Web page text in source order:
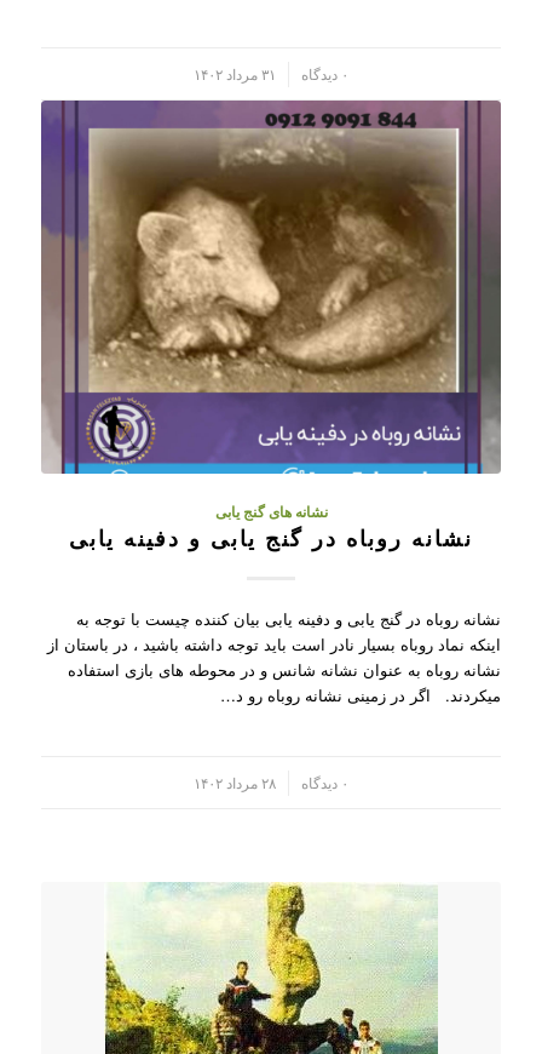
۰ دیدگاه ۳۱ مرداد ۱۴۰۲
نشانه های گنج یابی
نشانه روباه در گنج یابی و دفینه یابی
نشانه روباه در گنج یابی و دفینه یابی بیان کننده چیست با توجه به
اینکه نماد روباه بسیار نادر است باید توجه داشته باشید ، در باستان از
نشانه روباه به عنوان نشانه شانس و در محوطه های بازی استفاده
میکردند. اگر در زمینی نشانه روباه رو د…
۰ دیدگاه ۲۸ مرداد ۱۴۰۲